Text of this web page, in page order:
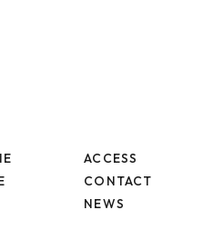
ACCESS
CONTACT
NEWS